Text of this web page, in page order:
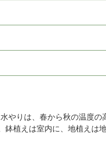
やりは、春から秋の温度
植えは室内に、地植えは